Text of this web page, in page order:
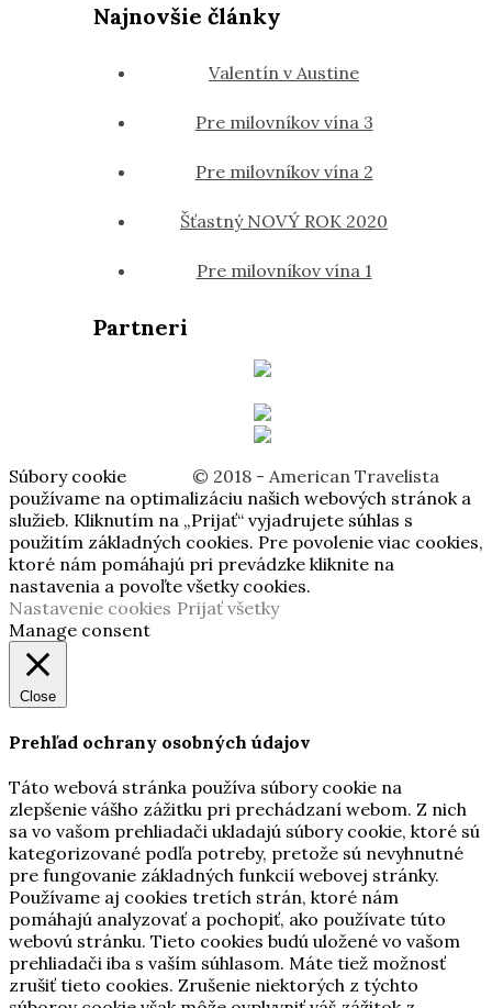
Najnovšie články
Valentín v Austine
Pre milovníkov vína 3
Pre milovníkov vína 2
Šťastný NOVÝ ROK 2020
Pre milovníkov vína 1
Partneri
© 2018 - American Travelista
Súbory cookie
používame na optimalizáciu našich webových stránok a
služieb. Kliknutím na „Prijať“ vyjadrujete súhlas s
použitím základných cookies. Pre povolenie viac cookies,
ktoré nám pomáhajú pri prevádzke kliknite na
nastavenia a povoľte všetky cookies.
Nastavenie cookies Prijať všetky
Manage consent
Close
Prehľad ochrany osobných údajov
Táto webová stránka používa súbory cookie na
zlepšenie vášho zážitku pri prechádzaní webom. Z nich
sa vo vašom prehliadači ukladajú súbory cookie, ktoré sú
kategorizované podľa potreby, pretože sú nevyhnutné
pre fungovanie základných funkcií webovej stránky.
Používame aj cookies tretích strán, ktoré nám
pomáhajú analyzovať a pochopiť, ako používate túto
webovú stránku. Tieto cookies budú uložené vo vašom
prehliadači iba s vaším súhlasom. Máte tiež možnosť
zrušiť tieto cookies. Zrušenie niektorých z týchto